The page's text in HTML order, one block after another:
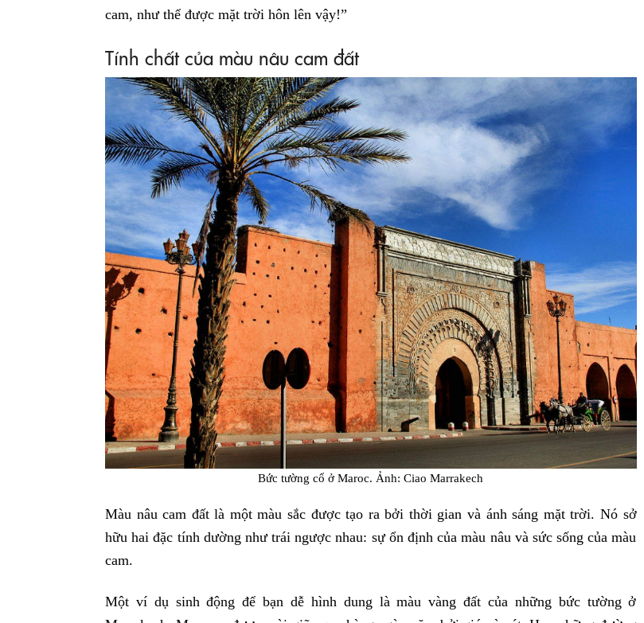
cam, như thể được mặt trời hôn lên vậy!”
Tính chất của màu nâu cam đất
Bức tường cổ ở Maroc. Ảnh: Ciao Marrakech
Màu nâu cam đất là một màu sắc được tạo ra bởi thời gian và ánh sáng mặt trời. Nó sở
hữu hai đặc tính dường như trái ngược nhau: sự ổn định của màu nâu và sức sống của màu
cam.
Một ví dụ sinh động để bạn dễ hình dung là màu vàng đất của những bức tường ở